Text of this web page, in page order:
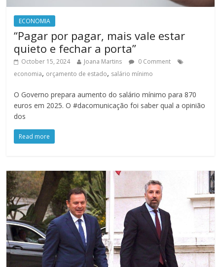
ECONOMIA
“Pagar por pagar, mais vale estar
quieto e fechar a porta”
October 15, 2024 Joana Martins
0 Comment
economia, orçamento de estado, salário mínimo
O Governo prepara aumento do salário mínimo para 870
euros em 2025. O #dacomunicação foi saber qual a opinião
dos
Read more